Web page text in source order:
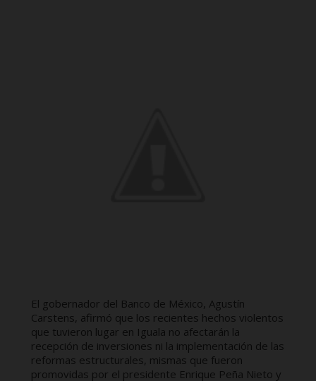
El gobernador del Banco de México, Agustín
Carstens, afirmó que los recientes hechos violentos
que tuvieron lugar en Iguala no afectarán la
recepción de inversiones ni la implementación de las
reformas estructurales, mismas que fueron
promovidas por el presidente Enrique Peña Nieto y